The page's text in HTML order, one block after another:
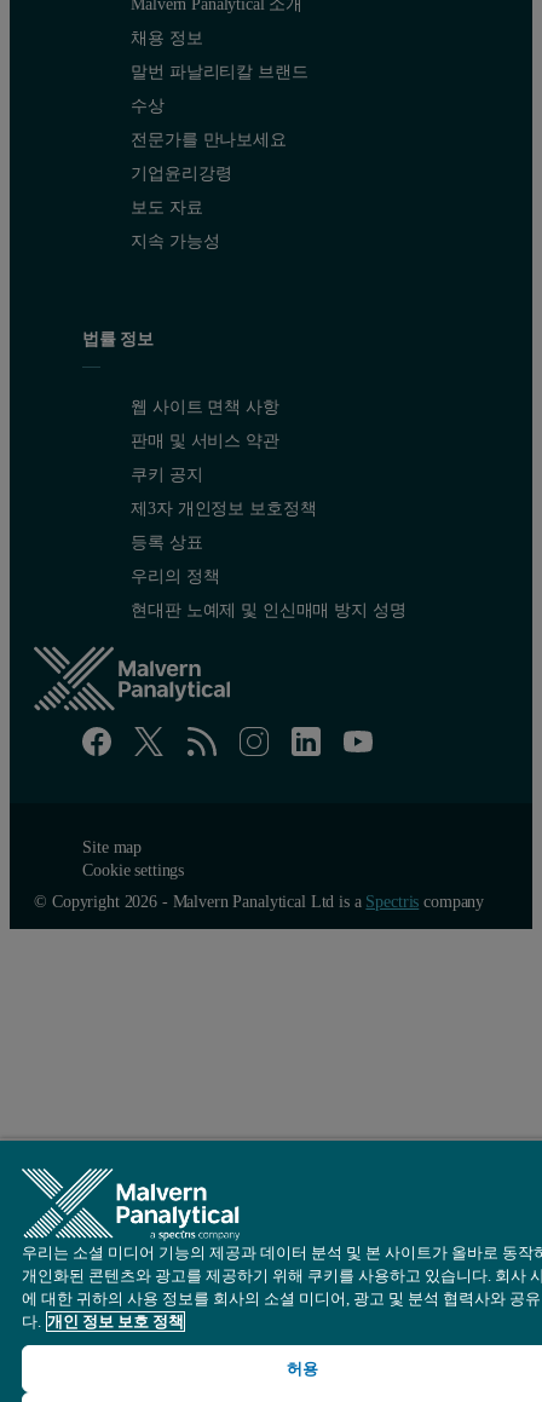
Malvern Panalytical 소개
채용 정보
말번 파날리티칼 브랜드
수상
전문가를 만나보세요
기업윤리강령
보도 자료
지속 가능성
법률 정보
웹 사이트 면책 사항
판매 및 서비스 약관
쿠키 공지
제3자 개인정보 보호정책
등록 상표
우리의 정책
현대판 노예제 및 인신매매 방지 성명
Site map
Cookie settings
© Copyright 2026 - Malvern Panalytical Ltd is a Spectris company
우리는 소셜 미디어 기능의 제공과 데이터 분석 및 본 사이트가 올바로 동작
개인화된 콘텐츠와 광고를 제공하기 위해 쿠키를 사용하고 있습니다. 회사
에 대한 귀하의 사용 정보를 회사의 소셜 미디어, 광고 및 분석 협력사와 공
다. 개인 정보 보호 정책
허용